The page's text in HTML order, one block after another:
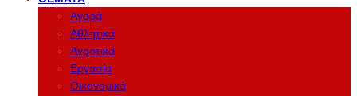
Αγορά
Αθλητικά
Αγροτικά
Εργασία
Οικονομικά